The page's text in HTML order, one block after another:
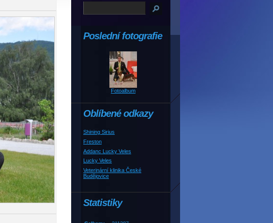
Poslední fotografie
Fotoalbum
Oblíbené odkazy
Shining Sirius
Freston
Addanc Lucky Veles
Lucky Veles
Veterinární klinika České
Budějovice
Statistiky